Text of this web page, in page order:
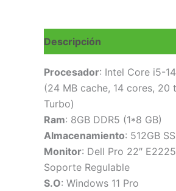
Descripción
Procesador: Intel Core i5-
(24 MB cache, 14 cores, 20
Turbo)
Ram: 8GB DDR5 (1*8 GB)
Almacenamiento: 512GB
Monitor: Dell Pro 22″
Soporte Regulable
S.O: Windows 11 Pro